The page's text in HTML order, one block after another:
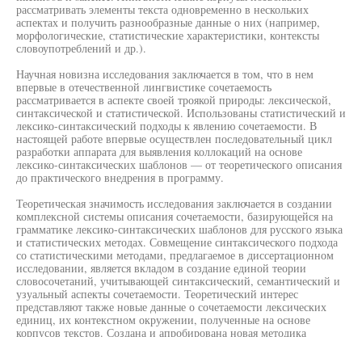
рассматривать элементы текста одновременно в нескольких
аспектах и получить разнообразные данные о них (например,
морфологические, статистические характеристики, контексты
словоупотреблений и др.).
Научная новизна исследования заключается в том, что в нем
впервые в отечественной лингвистике сочетаемость
рассматривается в аспекте своей троякой природы: лексической,
синтаксической и статистической. Использованы статистический и
лексико-синтаксический подходы к явлению сочетаемости. В
настоящей работе впервые осуществлен последовательный цикл
разработки аппарата для выявления коллокаций на основе
лексико-синтаксических шаблонов — от теоретического описания
до практического внедрения в программу.
Теоретическая значимость исследования заключается в создании
комплексной системы описания сочетаемости, базирующейся на
грамматике лексико-синтаксических шаблонов для русского языка
и статистических методах. Совмещение синтаксического подхода
со статистическими методами, предлагаемое в диссертационном
исследовании, является вкладом в создание единой теории
словосочетаний, учитывающей синтаксический, семантический и
узуальный аспекты сочетаемости. Теоретический интерес
представляют также новые данные о сочетаемости лексических
единиц, их контекстном окружении, полученные на основе
корпусов текстов. Создана и апробирована новая методика